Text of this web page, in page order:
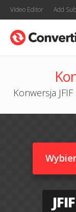
Video Editor Add
Konwersja
JFIF